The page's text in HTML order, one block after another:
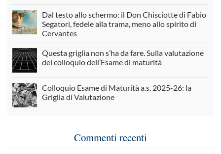
Dal testo allo schermo: il Don Chisciotte di Fabio
Segatori, fedele alla trama, meno allo spirito di
Cervantes
Questa griglia non s’ha da fare. Sulla valutazione
del colloquio dell’Esame di maturità
Colloquio Esame di Maturità a.s. 2025-26: la
Griglia di Valutazione
Commenti recenti